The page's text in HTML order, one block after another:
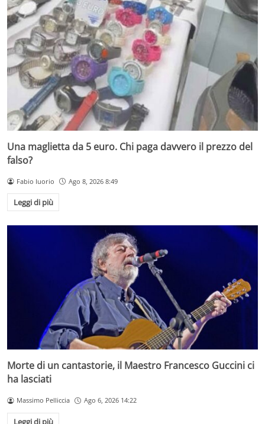
Una maglietta da 5 euro. Chi paga davvero il prezzo del
falso?
Fabio Iuorio Ago 8, 2026 8:49
Leggi di più
Morte di un cantastorie, il Maestro Francesco Guccini ci
ha lasciati
Massimo Pelliccia Ago 6, 2026 14:22
Leggi di più